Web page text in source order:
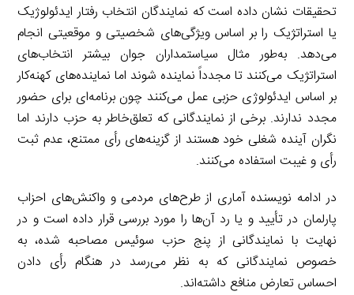
تحقیقات نشان داده است که نمایندگان انتخاب رفتار ایدئولوژیک
یا استراتژیک را بر اساس ویژگی‌های شخصیتی و موقعیتی انجام
می‌دهد. به‌طور مثال سیاستمداران جوان بیشتر انتخاب‌های
استراتژیک می‌کنند تا مجدداً نماینده شوند اما نماینده‌های کهنه‌کار
بر اساس ایدئولوژی حزبی عمل می‌کنند چون برنامه‌ای برای حضور
مجدد ندارند. برخی از نمایندگانی که تعلق‌خاطر به حزب دارند اما
نگران آینده شغلی خود هستند از گزینه‌های رأی ممتنع، عدم ثبت
رأی و غیبت استفاده می‌کنند.
در ادامه نویسنده آماری از طرح‌های مردمی و واکنش‌های احزاب
پارلمان در تأیید و یا رد آن‌ها را مورد بررسی قرار داده است و در
نهایت با نمایندگانی از پنج حزب سوئیس مصاحبه شده، به
خصوص نمایندگانی که به نظر می‌رسد در هنگام رأی دادن
احساس تعارض منافع داشته‌اند.